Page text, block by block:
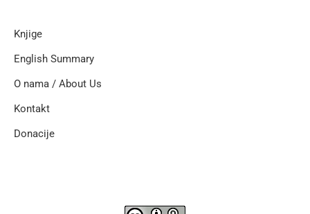
Knjige
English Summary
O nama / About Us
Kontakt
Donacije